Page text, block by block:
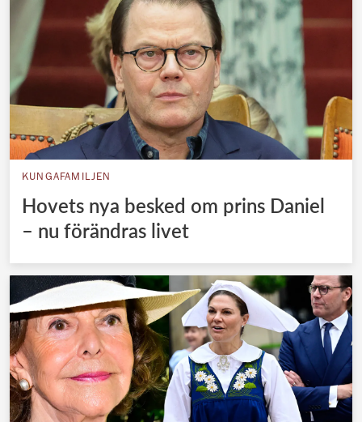
KUNGAFAMILJEN
Hovets nya besked om prins Daniel
– nu förändras livet